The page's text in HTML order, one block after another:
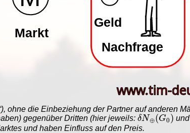
ohne die Einbeziehung der Partner auf anderen
gegenüber Dritten (hier jeweils:
δN⊕(G0)
und
und haben Einfluss auf den Preis.